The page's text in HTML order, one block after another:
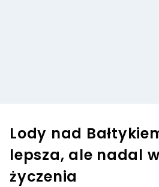
Lody nad
lepsza, ale nadal
życzenia